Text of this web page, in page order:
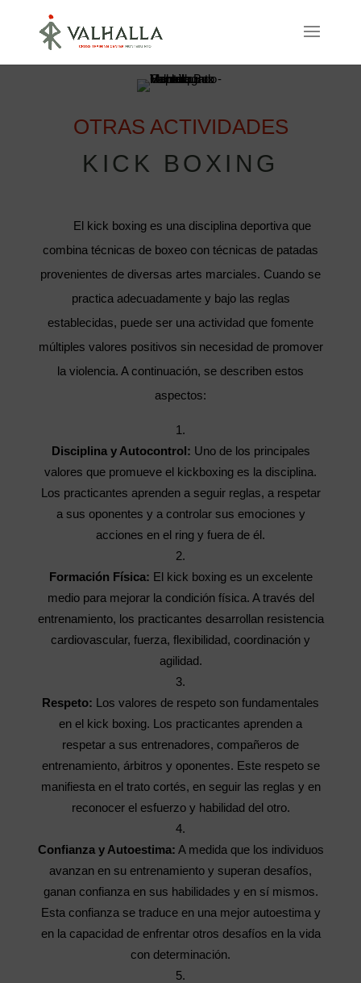
OTRAS ACTIVIDADES
KICK BOXING
El kick boxing es una disciplina deportiva que
combina técnicas de boxeo con técnicas de patadas
provenientes de diversas artes marciales. Cuando se
practica adecuadamente y bajo las reglas
establecidas, puede ser una actividad que fomente
múltiples valores positivos sin necesidad de promover
la violencia. A continuación, se describen estos
aspectos:
Disciplina y Autocontrol: Uno de los principales
valores que promueve el kickboxing es la disciplina.
Los practicantes aprenden a seguir reglas, a respetar
a sus oponentes y a controlar sus emociones y
acciones en el ring y fuera de él.
Formación Física: El kick boxing es un excelente
medio para mejorar la condición física. A través del
entrenamiento, los practicantes desarrollan resistencia
cardiovascular, fuerza, flexibilidad, coordinación y
agilidad.
Respeto: Los valores de respeto son fundamentales
en el kick boxing. Los practicantes aprenden a
respetar a sus entrenadores, compañeros de
entrenamiento, árbitros y oponentes. Este respeto se
manifiesta en el trato cortés, en seguir las reglas y en
reconocer el esfuerzo y habilidad del otro.
Confianza y Autoestima: A medida que los individuos
avanzan en su entrenamiento y superan desafíos,
ganan confianza en sus habilidades y en sí mismos.
Esta confianza se traduce en una mejor autoestima y
en la capacidad de enfrentar otros desafíos en la vida
con determinación.